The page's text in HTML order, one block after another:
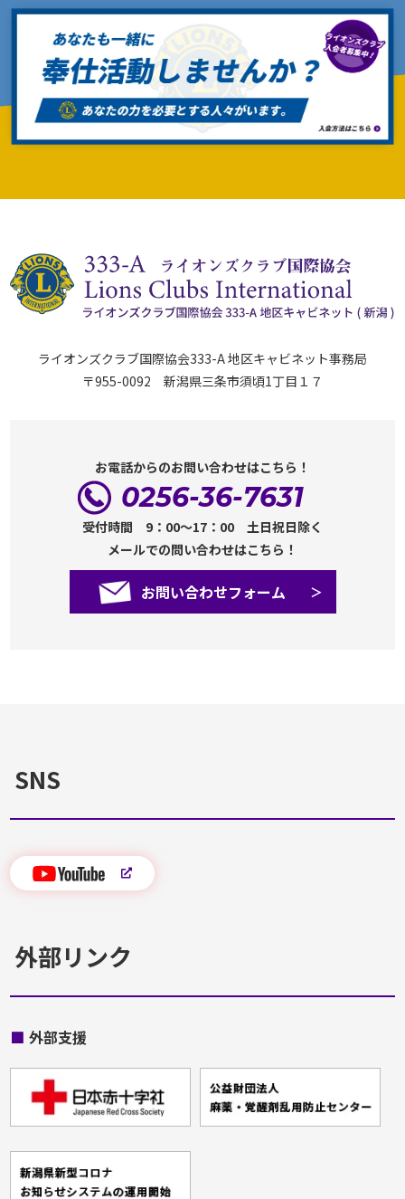
ライオンズクラブ国際協会333-A 地区キャビネット事務局
〒955-0092 新潟県三条市須頃1丁目１７
お電話からのお問い合わせはこちら！
0256-36-7631
受付時間 9：00～17：00 土日祝日除く
メールでの問い合わせはこちら！
お問い合わせフォーム
SNS
外部リンク
■ 外部支援